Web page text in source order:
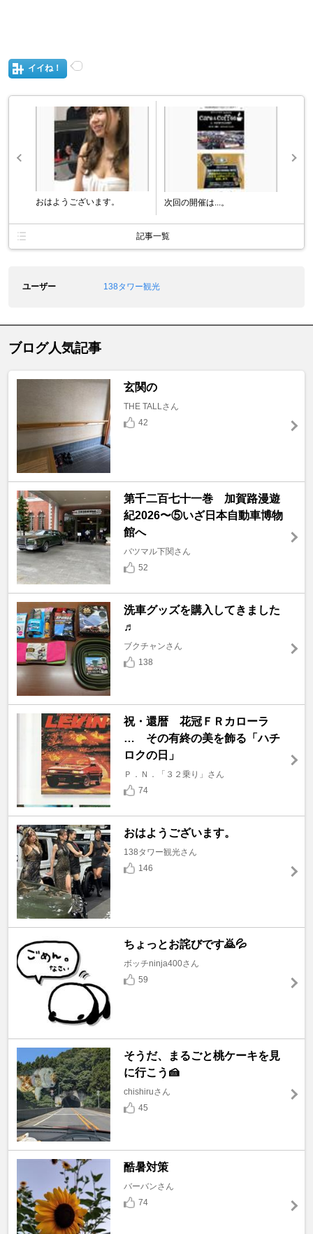
イイね！
おはようございます。 次回の開催は...。
記事一覧
ユーザー 138タワー観光
ブログ人気記事
玄関の
THE TALLさん
42
第千二百七十一巻 加賀路漫遊
紀2026〜⑤いざ日本自動車博物
館へ
バツマル下関さん
52
洗車グッズを購入してきました
♬
ブクチャンさん
138
祝・還暦 花冠ＦＲカローラ
… その有終の美を飾る「ハチ
ロクの日」
Ｐ．Ｎ．「３２乗り」さん
74
おはようございます。
138タワー観光さん
146
ちょっとお詫びです🙇💦
ボッチninja400さん
59
そうだ、まるごと桃ケーキを見
に行こう🍰
chishiruさん
45
酷暑対策
バーバンさん
74